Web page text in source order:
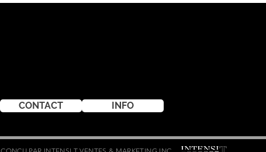
CONTACT INFO